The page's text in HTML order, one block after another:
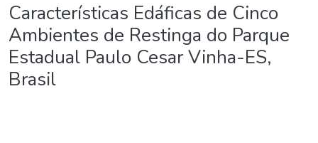
Características Edáficas de Cinco
Ambientes de Restinga do Parque
Estadual Paulo Cesar Vinha-ES,
Brasil